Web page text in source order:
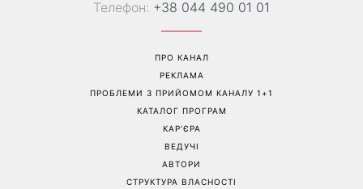
Манікюр «лічі мартіні»
витісняє нюд: виглядає
Від чорного до
фіолетового: що буде в
моді восени 2026 - головні
тренди сезону